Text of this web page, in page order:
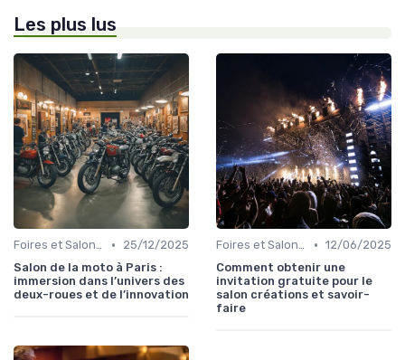
Les plus lus
Foires et Salons Grand Public •
25/12/2025
Salon de la moto à Paris :
immersion dans l’univers des
deux-roues et de l’innovation
Foires et Salons Grand Public • 12/06/2025
Comment obtenir une
invitation gratuite pour le
salon créations et savoir-
faire